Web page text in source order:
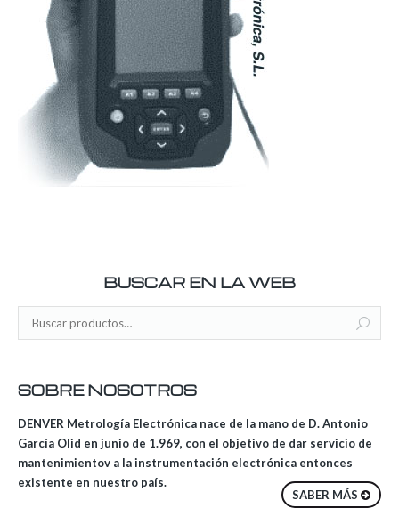
BUSCAR EN LA WEB
SOBRE NOSOTROS
DENVER Metrología Electrónica nace de la mano de D. Antonio
García Olid en junio de 1.969, con el objetivo de dar servicio de
mantenimientov a la instrumentación electrónica entonces
existente en nuestro país.
SABER MÁS